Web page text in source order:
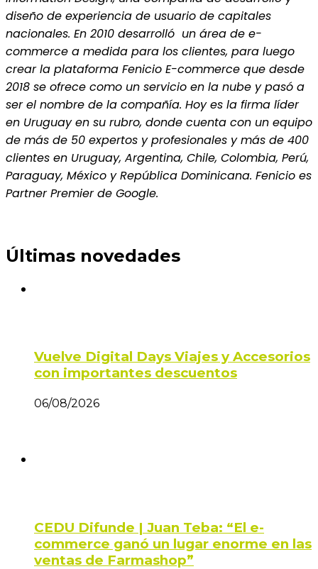
diseño de experiencia de usuario de capitales
nacionales. En 2010 desarrolló un área de e-
commerce a medida para los clientes, para luego
crear la plataforma Fenicio E-commerce que desde
2018 se ofrece como un servicio en la nube y pasó a
ser el nombre de la compañía. Hoy es la firma líder
en Uruguay en su rubro, donde cuenta con un equipo
de más de 50 expertos y profesionales y más de 400
clientes en Uruguay, Argentina, Chile, Colombia, Perú,
Paraguay, México y República Dominicana. Fenicio es
Partner Premier de Google.
Últimas novedades
Vuelve Digital Days Viajes y Accesorios
con importantes descuentos
06/08/2026
CEDU Difunde | Juan Teba: “El e-
commerce ganó un lugar enorme en las
ventas de Farmashop”